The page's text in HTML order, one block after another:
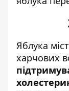
Яблука
харчових